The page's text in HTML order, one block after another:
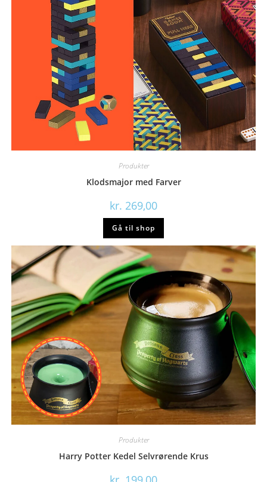
Produkter
Klodsmajor med Farver
kr. 269,00
Gå til shop
Produkter
Harry Potter Kedel Selvrørende Krus